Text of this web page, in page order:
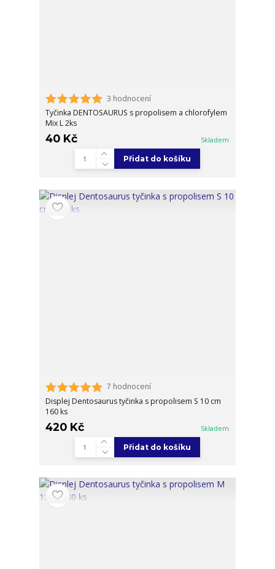
3 hodnocení
Tyčinka DENTOSAURUS s propolisem a chlorofylem
Mix L 2ks
40 Kč Skladem
Přidat do košíku
7 hodnocení
Displej Dentosaurus tyčinka s propolisem S 10 cm
160 ks
420 Kč Skladem
Přidat do košíku